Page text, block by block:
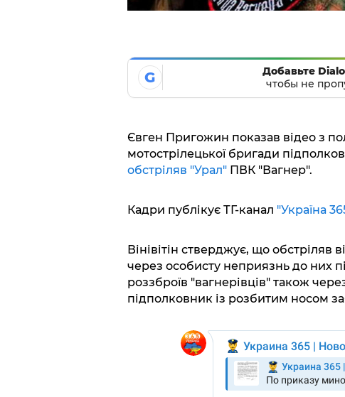
G
Добавьте
чтобы не
Євген Пригожин показав відео з
мотострілецької бригади
обстріляв "Урал" ПВК "Вагнер".
Кадри публікує ТГ-канал "Україна
Вінівітін стверджує, що
через особисту неприязнь до них
роззброїв "вагнерівців" також
підполковник із розбитим носом